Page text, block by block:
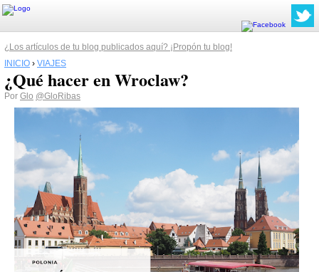
¿Los artículos de tu blog publicados aquí? ¡Propón tu blog!
INICIO › VIAJES
¿Qué hacer en Wroclaw?
Por Glo @GloRibas